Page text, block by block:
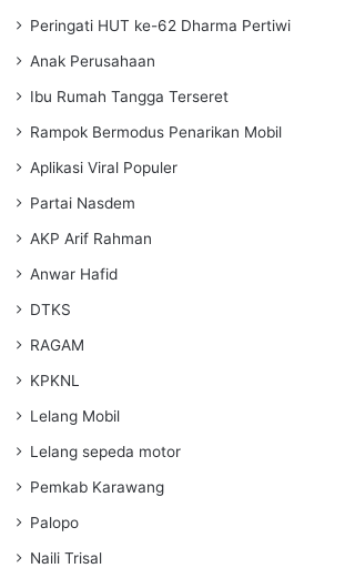
Peringati HUT ke-62 Dharma Pertiwi
Anak Perusahaan
Ibu Rumah Tangga Terseret
Rampok Bermodus Penarikan Mobil
Aplikasi Viral Populer
Partai Nasdem
AKP Arif Rahman
Anwar Hafid
DTKS
RAGAM
KPKNL
Lelang Mobil
Lelang sepeda motor
Pemkab Karawang
Palopo
Naili Trisal